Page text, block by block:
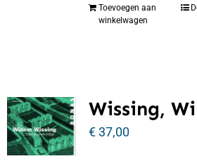
Toevoegen aan
winkelwagen
Wissing,
€37,00